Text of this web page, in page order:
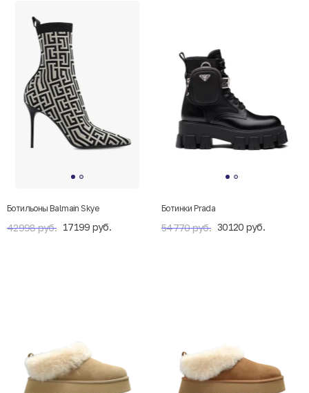
Ботильоны Balmain Skye
42998 руб. 17199 руб.
Ботинки Prada
54770 руб. 30120 руб.